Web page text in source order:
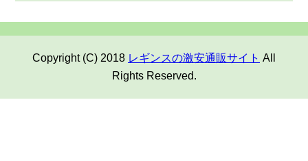
Copyright (C) 2018 レギンスの激安通販サイト All
Rights Reserved.